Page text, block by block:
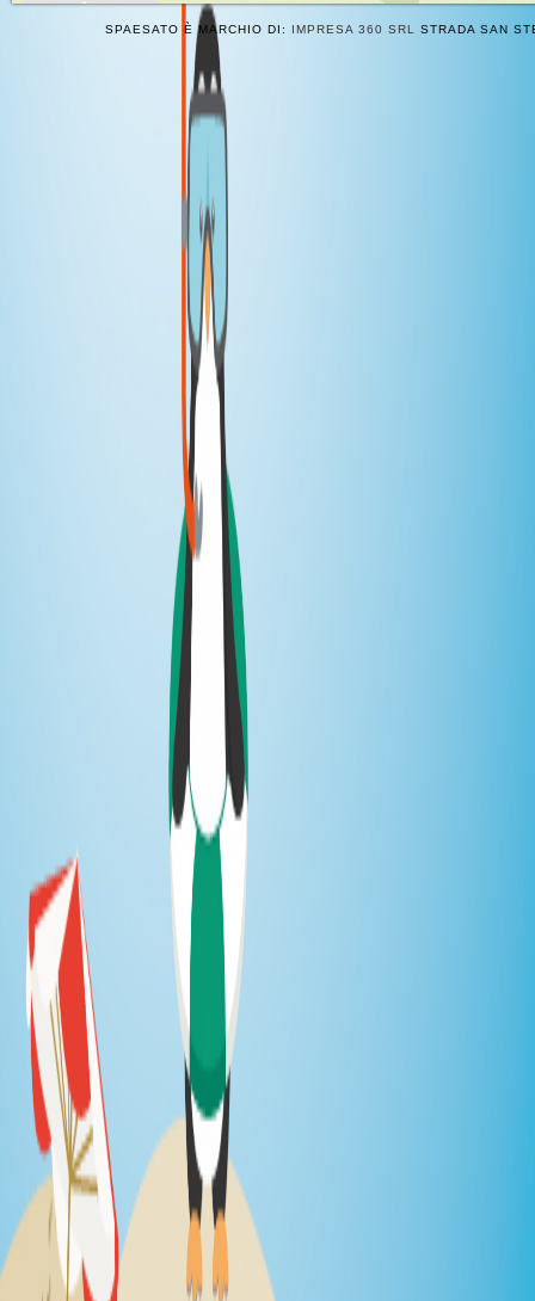
SPAESATO È MARCHIO DI: IMPRESA 360 SRL STRADA SAN